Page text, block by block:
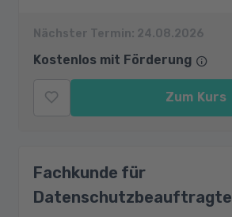
Nächster Termin: 24.08.2026
Kostenlos mit Förderung
Zum Kurs
Fachkunde für
Datenschutzbeauftragte